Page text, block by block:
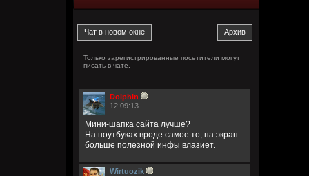
Только зарегистрированные посетители могут
писать в чате.
Dolphin
12:09:13
Мини-шапка сайта лучше?
На ноутбуках вроде самое то, на экран
больше полезной инфы влазиет.
Wirtuozik